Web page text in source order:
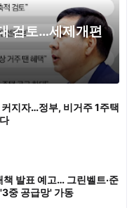
검토…세제개편
지자…정부, 비거주 1주택
발표 예고… 그린벨트·준
중 공급망' 가동